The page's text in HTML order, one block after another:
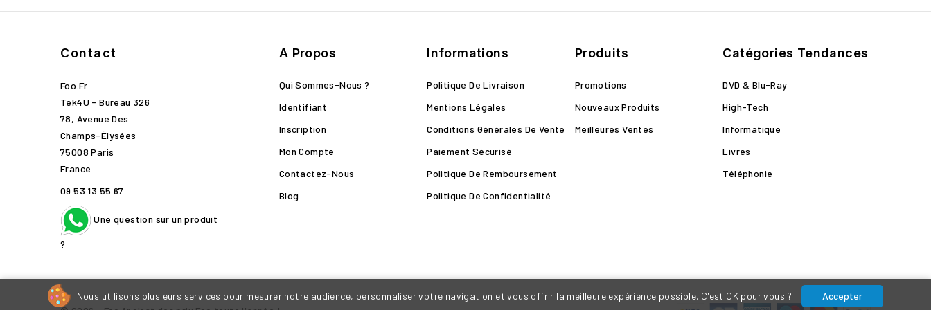
Contact
Foo.fr
Tek4U - Bureau 326
78, Avenue Des
Champs-Élysées
75008 Paris
France
09 53 13 55 67
Une question sur un produit
?
A Propos
Qui Sommes-Nous ?
Identifiant
Inscription
Mon Compte
Contactez-Nous
Blog
Informations
Politique De Livraison
Mentions Légales
Conditions Générales De Vente
Paiement Sécurisé
Politique De Remboursement
Politique De Confidentialité
Produits
Promotions
Nouveaux Produits
Meilleures Ventes
Catégories Tendances
DVD & Blu-Ray
High-Tech
Informatique
Livres
Téléphonie
Nous utilisons plusieurs services pour mesurer notre audience, personnaliser votre navigation et vous offrir la meilleure expérience possible. C'est OK pour vous ?
Accepter